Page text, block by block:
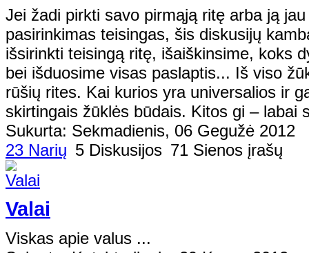
Jei žadi pirkti savo pirmąją ritę arba ją
pasirinkimas teisingas, šis diskusijų
išsirinkti teisingą ritę, išaiškinsime, koks
bei išduosime visas paslaptis... Iš viso
rūšių rites. Kai kurios yra universalios ir
skirtingais žūklės būdais. Kitos gi – labai
Sukurta: Sekmadienis, 06 Gegužė 2012
23 Narių 5 Diskusijos 71 Sienos įrašų
Valai
Viskas apie valus ...